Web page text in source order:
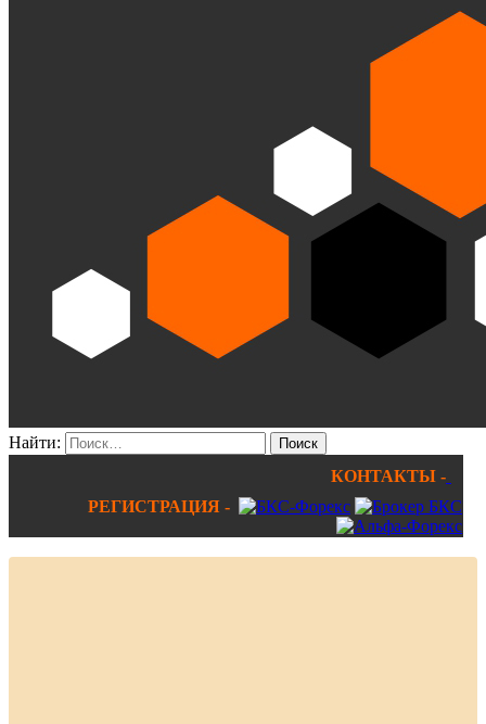
Найти:
КОНТАКТЫ -
РЕГИСТРАЦИЯ -